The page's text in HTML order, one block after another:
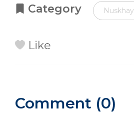
Category Nuskhay
Like
Comment (0)